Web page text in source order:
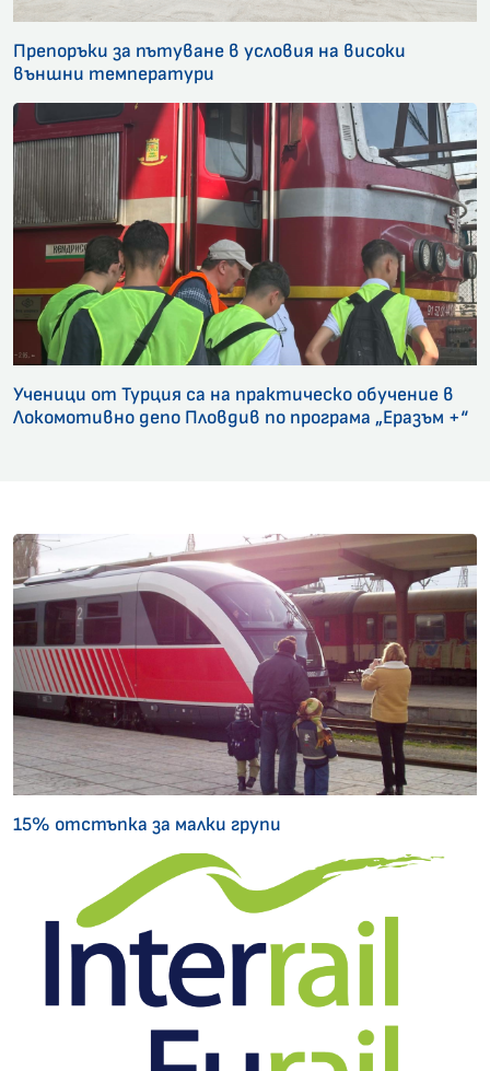
Препоръки за пътуване в условия на високи
външни температури
Ученици от Турция са на практическо обучение в
Локомотивно депо Пловдив по програма „Еразъм +“
15% отстъпка за малки групи